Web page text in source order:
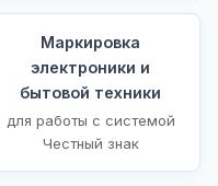
Маркировка
электроники и
бытовой техники
для работы с системой
Честный знак